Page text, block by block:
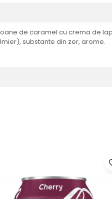
de caramel cu crema de
substante din zer, arome.